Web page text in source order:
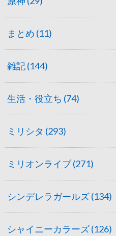
まとめ (11)
雑記(144)
生活・役立ち (74)
ミリシタ (293)
ミリオンライブ(271)
シンデレラガールズ(134)
シャイニーカラーズ(126)